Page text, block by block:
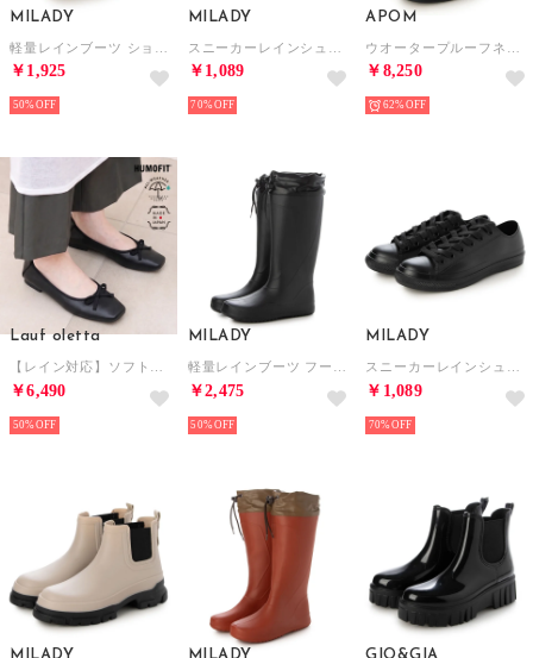
MILADY
￥1,925
50%
MILADY
￥1,089
70%
APOM
￥8,250
62%
Lauf oletta
【レイン対応】ソフトシャーリングバレエ ALL-WEATHER(LRH109) （BLACK）
￥6,490
50%
MILADY
軽量レインブーツ フード付きロング （BLACK）
￥2,475
50%
MILADY
スニーカーレインシューズ （BLACK）
￥1,089
70%